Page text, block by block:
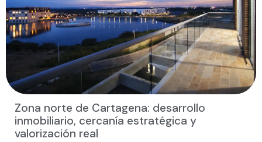
Zona norte de Cartagena: desarrollo
inmobiliario, cercanía estratégica y
valorización real